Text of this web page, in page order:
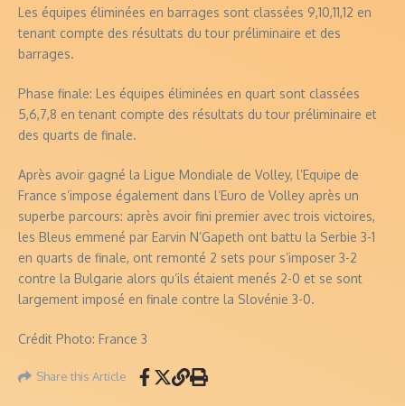
Les équipes éliminées en barrages sont classées 9,10,11,12 en
tenant compte des résultats du tour préliminaire et des
barrages.
Phase finale: Les équipes éliminées en quart sont classées
5,6,7,8 en tenant compte des résultats du tour préliminaire et
des quarts de finale.
Après avoir gagné la Ligue Mondiale de Volley, l’Equipe de
France s’impose également dans l’Euro de Volley après un
superbe parcours: après avoir fini premier avec trois victoires,
les Bleus emmené par Earvin N’Gapeth ont battu la Serbie 3-1
en quarts de finale, ont remonté 2 sets pour s’imposer 3-2
contre la Bulgarie alors qu’ils étaient menés 2-0 et se sont
largement imposé en finale contre la Slovénie 3-0.
Crédit Photo: France 3
Share this Article